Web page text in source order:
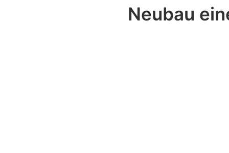
Neubau